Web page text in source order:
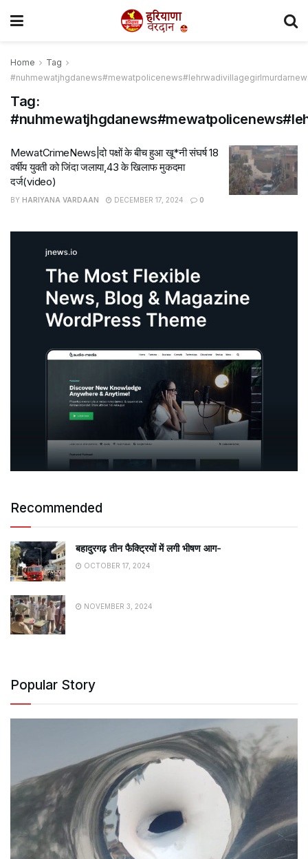
Home
Tag
Tag:
MewatCrimeNews|दो पक्षों के बीच हुआ खू*नी संघर्ष 18
वर्षीय युवती को जिंदा जलाया,43 के खिलाफ मुकदमा
दर्ज(video)
BY HARIYANA VARDAAN DECEMBER 17, 2024 0
Recommended
बहादुरगढ़ तीन फैक्ट्रियों में लगी भीषण आग-
OCTOBER 17, 2024
NOVEMBER 3, 2024
Popular Story